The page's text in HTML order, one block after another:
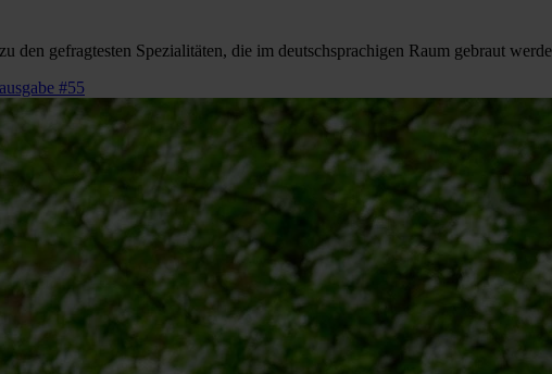
den gefragtesten Spezialitäten, die im deutschsprachigen Raum gebraut
#55